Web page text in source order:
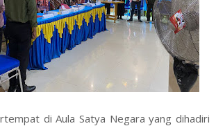
di Aula Satya Negara yang dihadiri